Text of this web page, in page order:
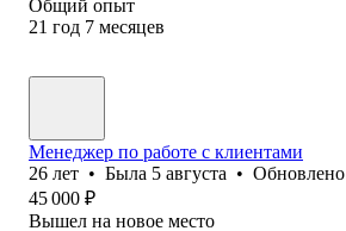
Общий опыт
21 год 7 месяцев
Менеджер по работе с клиентами
26 лет • Была 5 августа • Обновлено
45 000 ₽
Вышел на новое место